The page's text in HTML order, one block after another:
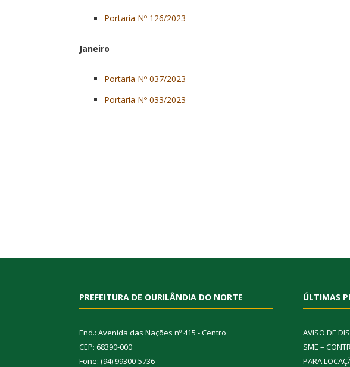
Portaria Nº 126/2023
Janeiro
Portaria Nº 037/2023
Portaria Nº 033/2023
PREFEITURA DE OURILÂNDIA DO NORTE
End.: Avenida das Nações nº 415 - Centro
CEP: 68390-000
Fone: (94) 99300-5736
ÚLTIMAS
AVISO DE
SME –
PARA